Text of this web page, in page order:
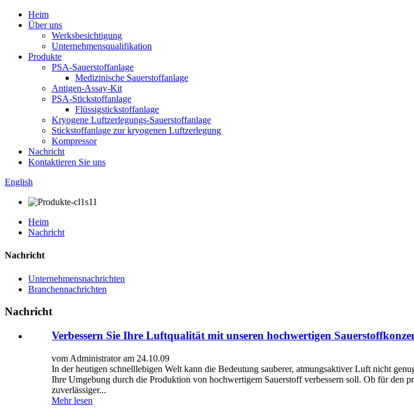
Heim
Über uns
Werksbesichtigung
Unternehmensqualifikation
Produkte
PSA-Sauerstoffanlage
Medizinische Sauerstoffanlage
Antigen-Assay-Kit
PSA-Stickstoffanlage
Flüssigstickstoffanlage
Kryogene Luftzerlegungs-Sauerstoffanlage
Stickstoffanlage zur kryogenen Luftzerlegung
Kompressor
Nachricht
Kontaktieren Sie uns
English
Heim
Nachricht
Nachricht
Unternehmensnachrichten
Branchennachrichten
Nachricht
Verbessern Sie Ihre Luftqualität mit unseren hochwertigen
vom Administrator am 24.10.09
In der heutigen schnelllebigen Welt kann die Bedeutung sauberer, atmungsaktiver Luft nicht
Ihre Umgebung durch die Produktion von hochwertigem Sauerstoff verbessern soll. Ob für den
zuverlässiger...
Mehr lesen